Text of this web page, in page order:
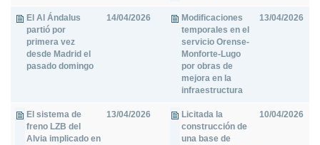
El Al Ándalus
partió por
primera vez
desde Madrid el
pasado domingo
14/04/2026
Modificaciones
temporales en el
servicio Orense-
Monforte-Lugo
por obras de
mejora en la
infraestructura
13/04/2026
El sistema de
freno LZB del
Alvia implicado en
13/04/2026
Licitada la
construcción de
una base de
10/04/2026